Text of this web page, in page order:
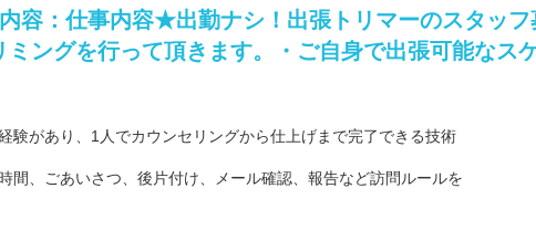
容：仕事内容★出勤ナシ！出張トリマーのスタッ
ングを行って頂きます。・ご自身で出張可能なス
験があり、1人でカウンセリングから仕上げまで完了できる技術
間、ごあいさつ、後片付け、メール確認、報告など訪問ルールを